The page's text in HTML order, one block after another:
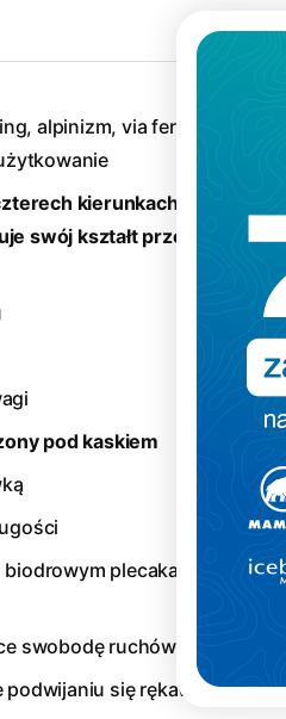
alpinizm, via ferrata,
kierunkach, sprawnie
swój kształt przez długi
pod kaskiem
plecaka oraz
swobodę ruchów
się rękawów